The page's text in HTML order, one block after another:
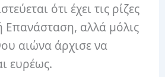
ότι έχει τις ρίζες
Επανάσταση, αλλά μόλις
αιώνα άρχισε να
ευρέως.